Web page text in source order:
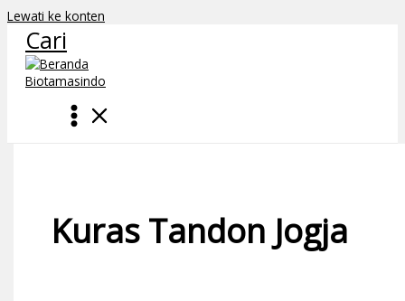
Lewati ke konten
Cari
Kuras Tandon Jogja